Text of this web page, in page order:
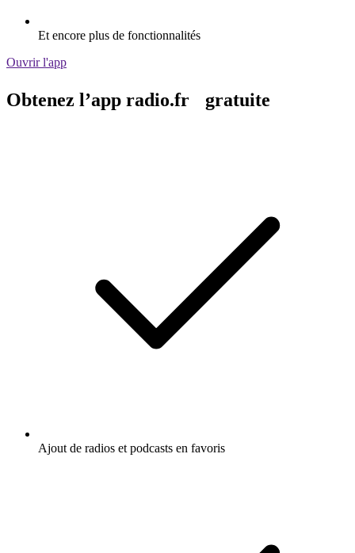
Et encore plus de fonctionnalités
Ouvrir l'app
Obtenez l’app radio.fr gratuite
Ajout de radios et podcasts en favoris